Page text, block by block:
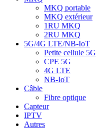
MKQ portable
MKQ extérieur
1RU MKQ
2RU MKQ
5G/4G LTE/NB-IoT
Petite cellule 5G
CPE 5G
4G LTE
NB-IoT
Câble
Fibre optique
Capteur
IPTV
Autres